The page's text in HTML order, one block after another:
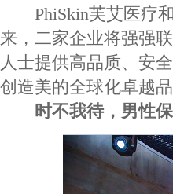
PhiSkin芙艾医疗和
来，二家企业将强强
人士提供高品质、安
创造美的全球化卓越品
时不我待，男性